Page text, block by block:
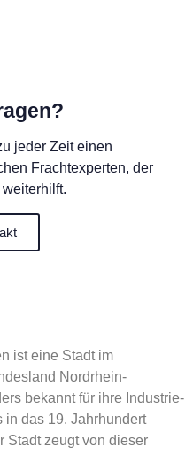
jeder Zeit einen
Frachtexperten, der
weiterhilft.
ist eine Stadt im
Nordrhein-
bekannt für ihre Industrie-
das 19. Jahrhundert
Stadt zeugt von dieser